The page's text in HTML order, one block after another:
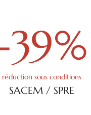
%
réduction sous conditions
SACEM / SPRE